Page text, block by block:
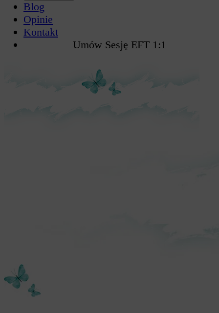
Blog
Opinie
Kontakt
Umów Sesję EFT 1:1